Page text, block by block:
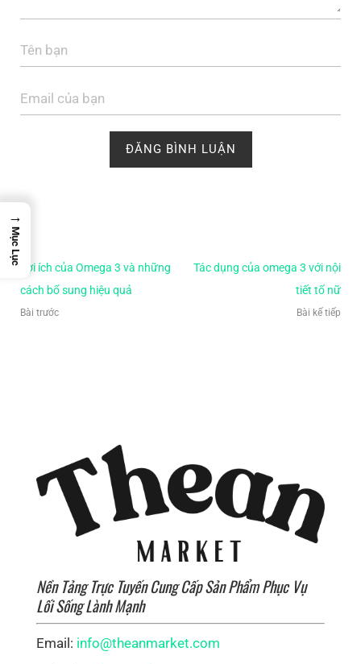
Lợi ích của Omega 3 và những
cách bổ sung hiệu quả
Bài trước
Tác dụng của omega 3 với nội
tiết tố nữ
Bài kế tiếp
Nền Tảng Trực Tuyến Cung Cấp Sản Phẩm Phục Vụ
Lối Sống Lành Mạnh
Email: info@theanmarket.com
→
Mục Lục